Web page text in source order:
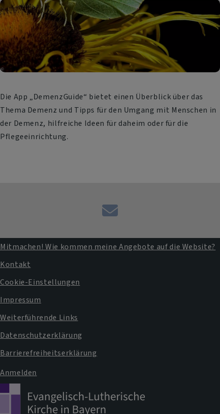
Die App „DemenzGuide“ bietet einen Überblick über das
Thema Demenz und Tipps für den Umgang mit Menschen in
der Demenz, hilfreiche Ideen für daheim oder für die
Pflegeeinrichtung.
Kontaktformular
Fußbereichsmenü
Mitmachen! Wie kommen meine Angebote auf die Website?
Kontakt
Cookie-Einstellungen
Impressum
Weiterführende Links
Datenschutzerklärung
Barrierefreiheitserklärung
Benutzermenü
Anmelden